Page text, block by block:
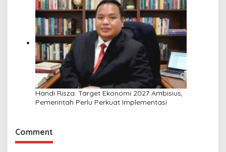
Handi Risza: Target Ekonomi 2027 Ambisius,
Pemerintah Perlu Perkuat Implementasi
Comment